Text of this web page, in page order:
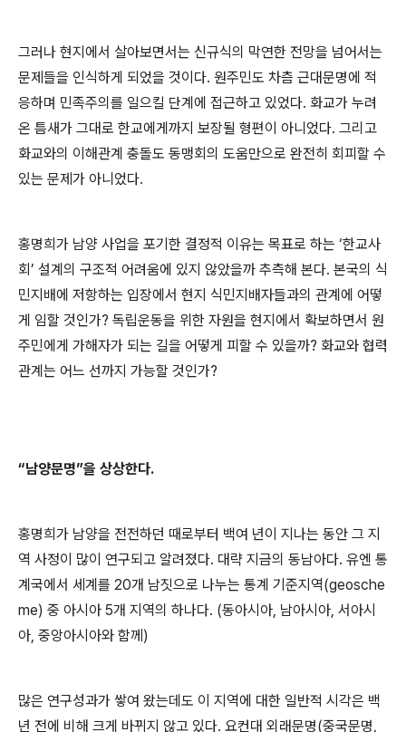
그러나 현지에서 살아보면서는 신규식의 막연한 전망을 넘어서는
문제들을 인식하게 되었을 것이다. 원주민도 차츰 근대문명에 적
응하며 민족주의를 일으킬 단계에 접근하고 있었다. 화교가 누려
온 틈새가 그대로 한교에게까지 보장될 형편이 아니었다. 그리고
화교와의 이해관계 충돌도 동맹회의 도움만으로 완전히 회피할 수
있는 문제가 아니었다.
홍명희가 남양 사업을 포기한 결정적 이유는 목표로 하는 ‘한교사
회 ’ 설계의 구조적 어려움에 있지 않았을까 추측해 본다. 본국의 식
민지배에 저항하는 입장에서 현지 식민지배자들과의 관계에 어떻
게 임할 것인가? 독립운동을 위한 자원을 현지에서 확보하면서 원
주민에게 가해자가 되는 길을 어떻게 피할 수 있을까? 화교와 협력
관계는 어느 선까지 가능할 것인가?
“남양문명”을 상상한다.
홍명희가 남양을 전전하던 때로부터 백여 년이 지나는 동안 그 지
역 사정이 많이 연구되고 알려졌다. 대략 지금의 동남아다. 유엔 통
계국에서 세계를 20개 남짓으로 나누는 통계 기준지역(geosche
me) 중 아시아 5개 지역의 하나다. (동아시아, 남아시아, 서아시
아, 중앙아시아와 함께 )
많은 연구성과가 쌓여 왔는데도 이 지역에 대한 일반적 시각은 백
년 전에 비해 크게 바뀌지 않고 있다. 요컨대 외래문명(중국문명,